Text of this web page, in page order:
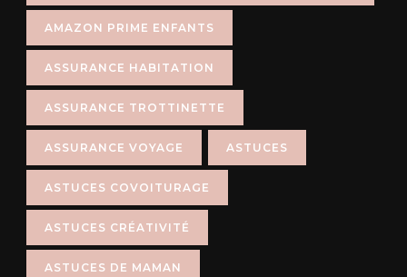
AMAZON PRIME ENFANTS
ASSURANCE HABITATION
ASSURANCE TROTTINETTE
ASSURANCE VOYAGE ASTUCES
ASTUCES COVOITURAGE
ASTUCES CRÉATIVITÉ
ASTUCES DE MAMAN